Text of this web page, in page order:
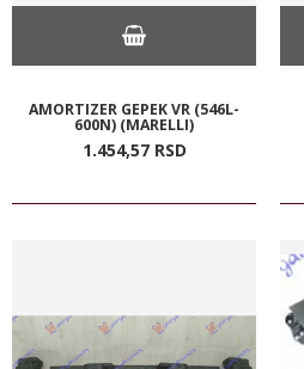
AMORTIZER GEPEK VR (546L-
600N) (MARELLI)
1.454,57 RSD